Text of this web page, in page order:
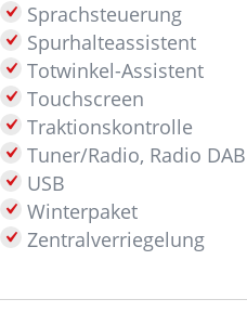
Sprachsteuerung
Spurhalteassistent
Totwinkel-Assistent
Touchscreen
Traktionskontrolle
Tuner/Radio, Radio DAB
USB
Winterpaket
Zentralverriegelung